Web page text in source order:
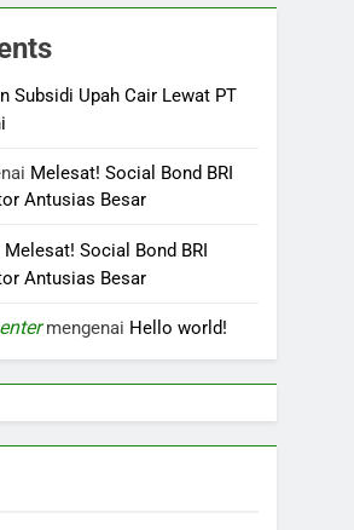
Subsidi Upah Cair Lewat PT
Melesat! Social Bond BRI
Antusias Besar
Melesat! Social Bond BRI
Antusias Besar
mengenai Hello world!